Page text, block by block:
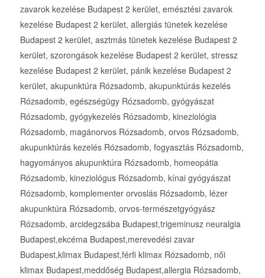
zavarok kezelése Budapest 2 kerület, emésztési zavarok
kezelése Budapest 2 kerület, allergiás tünetek kezelése
Budapest 2 kerület, asztmás tünetek kezelése Budapest 2
kerület, szorongások kezelése Budapest 2 kerület, stressz
kezelése Budapest 2 kerület, pánik kezelése Budapest 2
kerület, akupunktúra Rózsadomb, akupunktúrás kezelés
Rózsadomb, egészségügy Rózsadomb, gyógyászat
Rózsadomb, gyógykezelés Rózsadomb, kineziológia
Rózsadomb, magánorvos Rózsadomb, orvos Rózsadomb,
akupunktúrás kezelés Rózsadomb, fogyasztás Rózsadomb,
hagyományos akupunktúra Rózsadomb, homeopátia
Rózsadomb, kineziológus Rózsadomb, kínai gyógyászat
Rózsadomb, komplementer orvoslás Rózsadomb, lézer
akupunktúra Rózsadomb, orvos-természetgyógyász
Rózsadomb, arcidegzsába Budapest,trigeminusz neuralgia
Budapest,ekcéma Budapest,merevedési zavar
Budapest,klimax Budapest,férfi klimax Rózsadomb, női
klimax Budapest,meddőség Budapest,allergia Rózsadomb,